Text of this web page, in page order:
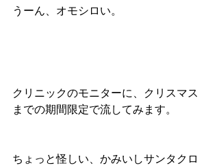
うーん、オモシロい。
クリニックのモニターに、クリスマス
までの期間限定で流してみます。
ちょっと怪しい、かみいしサンタクロ